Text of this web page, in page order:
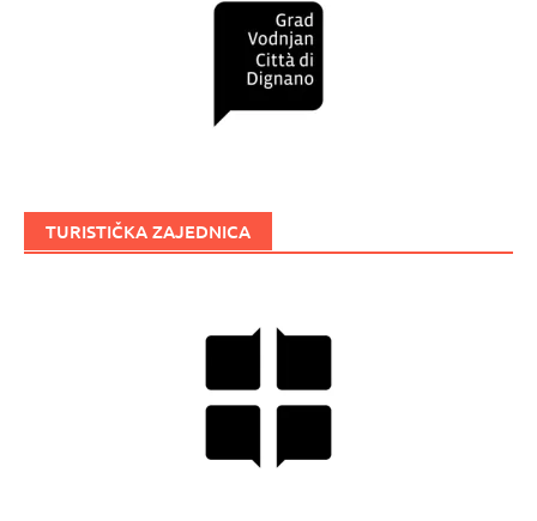
TURISTIČKA ZAJEDNICA